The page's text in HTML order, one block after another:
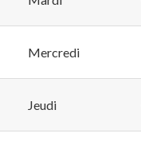
Mercredi
Jeudi